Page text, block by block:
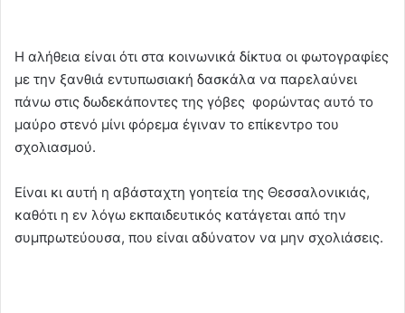
Η αλήθεια είναι ότι στα κοινωνικά δίκτυα οι φωτογραφίες
με την ξανθιά εντυπωσιακή δασκάλα να παρελαύνει
πάνω στις δωδεκάποντες της γόβες φορώντας αυτό το
μαύρο στενό μίνι φόρεμα έγιναν το επίκεντρο του
σχολιασμού.
Είναι κι αυτή η αβάσταχτη γοητεία της Θεσσαλονικιάς,
καθότι η εν λόγω εκπαιδευτικός κατάγεται από την
συμπρωτεύουσα, που είναι αδύνατον να μην σχολιάσεις.